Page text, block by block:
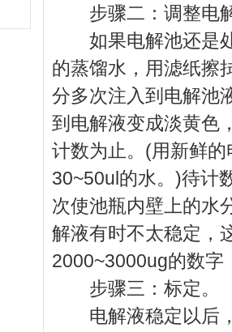
步骤二：调整电
如果电解池还是处
的蒸馏水，用滤纸擦
分多次注入到电解池
到电解液变成淡黄色
计数为止。(用新鲜
30~50ul的水。)待计
次使池瓶内壁上的水
解液有时不太稳定，
2000~3000ug的数字
步骤三：标定。
电解液稳定以后，